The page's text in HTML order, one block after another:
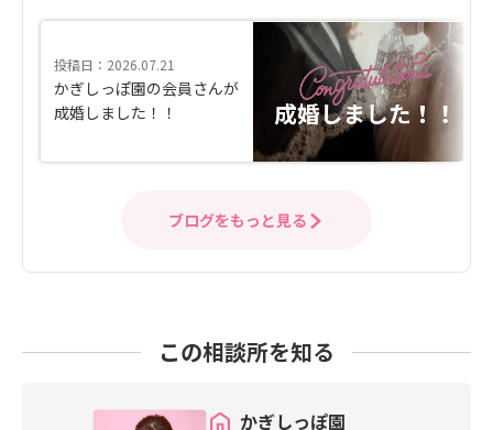
投稿日：2026.07.21
かぎしっぽ園の会員さんが
成婚しました！！
ブログをもっと見る
この相談所を知る
かぎしっぽ園